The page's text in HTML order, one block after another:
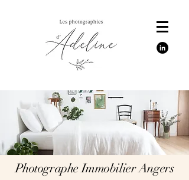
Photographe Immobilier Angers